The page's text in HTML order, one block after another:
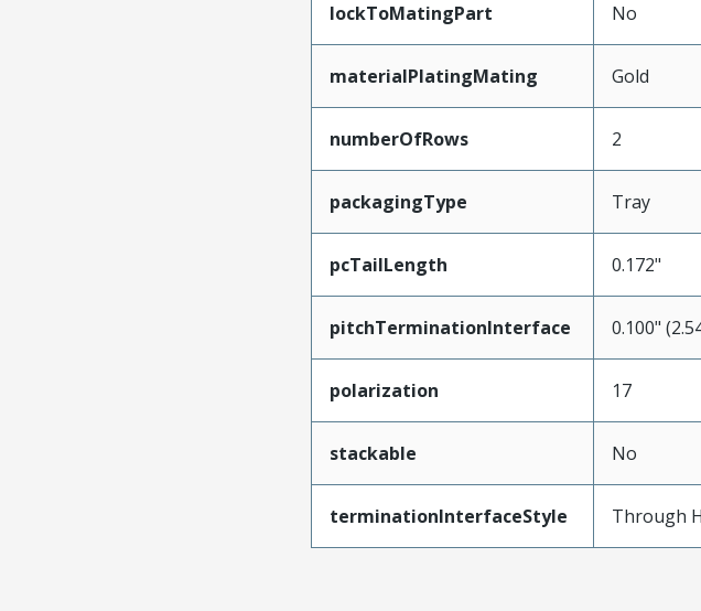
lockToMatingPart No
materialPlatingMating Gold
numberOfRows 2
packagingType Tray
pcTailLength 0.172"
pitchTerminationInterface 0.100"
polarization 17
stackable No
terminationInterfaceStyle Through